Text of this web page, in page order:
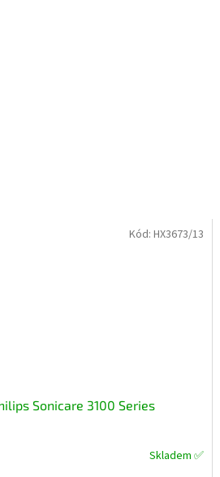
Sonicare 3100 Series
Skladem ✅
Kód: HX3673/13